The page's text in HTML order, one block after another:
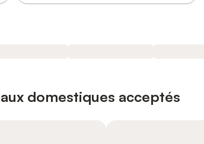
domestiques acceptés